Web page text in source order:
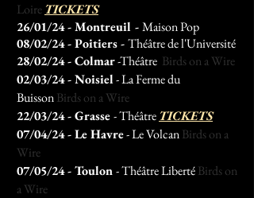
Loire TICKETS
26/01/24 - Montreuil -Maison Pop
08/02/24 - Poitiers -Théâtre de l'Université
28/02/24 - Colmar-Théâtre Birds on a Wire
02/03/24- Noisiel- La Ferme du
BuissonBirds on a Wire
22/03/24 - Grasse- Théâtre TICKETS
07/04/24- Le Havre- Le VolcanBirds on a
Wire
07/05/24- Toulon- Théâtre LibertéBirds on
a Wire